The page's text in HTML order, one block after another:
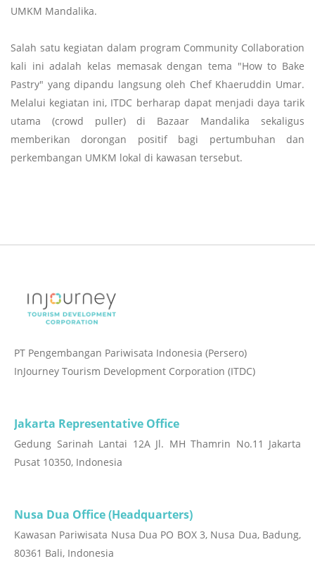
UMKM Mandalika.
Salah satu kegiatan dalam program Community Collaboration
kali ini adalah kelas memasak dengan tema "How to Bake
Pastry" yang dipandu langsung oleh Chef Khaeruddin Umar.
Melalui kegiatan ini, ITDC berharap dapat menjadi daya tarik
utama (crowd puller) di Bazaar Mandalika sekaligus
memberikan dorongan positif bagi pertumbuhan dan
perkembangan UMKM lokal di kawasan tersebut.
PT Pengembangan Pariwisata Indonesia (Persero)
InJourney Tourism Development Corporation (ITDC)
Jakarta Representative Office
Gedung Sarinah Lantai 12A Jl. MH Thamrin No.11 Jakarta
Pusat 10350, Indonesia
Nusa Dua Office (Headquarters)
Kawasan Pariwisata Nusa Dua PO BOX 3, Nusa Dua, Badung,
80361 Bali, Indonesia